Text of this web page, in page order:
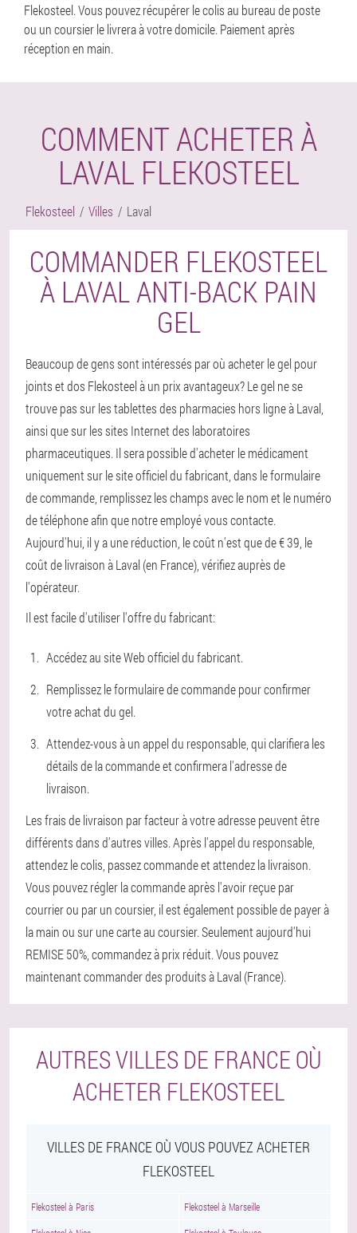
Flekosteel. Vous pouvez récupérer le colis au bureau de poste
ou un coursier le livrera à votre domicile. Paiement après
réception en main.
COMMENT ACHETER À
LAVAL FLEKOSTEEL
Flekosteel Villes Laval
COMMANDER FLEKOSTEEL
À LAVAL ANTI-BACK PAIN
GEL
Beaucoup de gens sont intéressés par où acheter le gel pour
joints et dos Flekosteel à un prix avantageux? Le gel ne se
trouve pas sur les tablettes des pharmacies hors ligne à Laval,
ainsi que sur les sites Internet des laboratoires
pharmaceutiques. Il sera possible d'acheter le médicament
uniquement sur le site officiel du fabricant, dans le formulaire
de commande, remplissez les champs avec le nom et le numéro
de téléphone afin que notre employé vous contacte.
Aujourd'hui, il y a une réduction, le coût n'est que de € 39, le
coût de livraison à Laval (en France), vérifiez auprès de
l'opérateur.
Il est facile d'utiliser l'offre du fabricant:
Accédez au site Web officiel du fabricant.
Remplissez le formulaire de commande pour confirmer
votre achat du gel.
Attendez-vous à un appel du responsable, qui clarifiera les
détails de la commande et confirmera l'adresse de
livraison.
Les frais de livraison par facteur à votre adresse peuvent être
différents dans d'autres villes. Après l'appel du responsable,
attendez le colis, passez commande et attendez la livraison.
Vous pouvez régler la commande après l'avoir reçue par
courrier ou par un coursier, il est également possible de payer à
la main ou sur une carte au coursier. Seulement aujourd'hui
REMISE 50%, commandez à prix réduit. Vous pouvez
maintenant commander des produits à Laval (France).
AUTRES VILLES DE FRANCE OÙ
ACHETER FLEKOSTEEL
VILLES DE FRANCE OÙ VOUS POUVEZ ACHETER
FLEKOSTEEL
Flekosteel à Paris Flekosteel à Marseille